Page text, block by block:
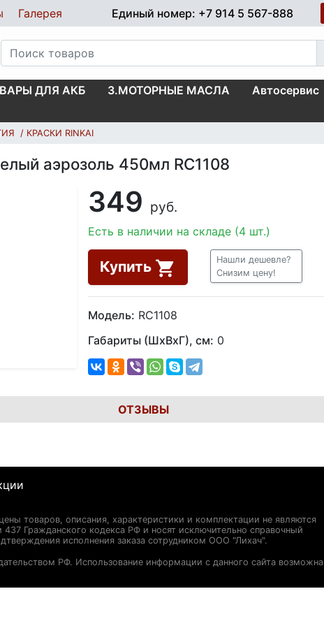
Галерея Единый номер: +7 914 5 567-888
ДЛЯ АКБ 3.МОТОРНЫЕ МАСЛА Автосервис
КРАСКИ RINKAI
аэрозоль 450мл RC1108
349 руб.
Есть в наличии на складе (4 шт.)
Купить
Нашли дешевле?
Снизим цену!
Модель: RC1108
Габариты (ШхВхГ), см: 0
ОТЗЫВЫ
товаров, описания, характеристики и комплектации не являются
Гражданского кодекса РФ и носят исключительно справочный
исполнения заказа сотрудником ООО "Лихач".
РФ. Использование информации с данного сайта возможна